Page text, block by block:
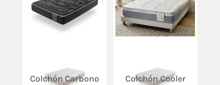
Colchón Carbono Colchón Cooler